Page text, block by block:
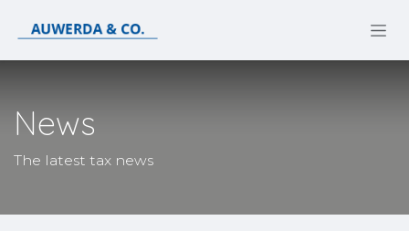
News
The latest tax news